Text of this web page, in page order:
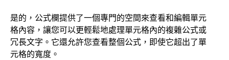
是的，公式欄提供了一個專門的空間來查看和編輯單元
格內容，讓您可以更輕鬆地處理單元格內的複雜公式或
冗長文字。它還允許您查看整個公式，即使它超出了單
元格的寬度。